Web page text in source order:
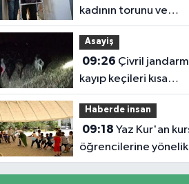
kadının torunu ve
kızından arsa tuzağı
Asayiş
09:26
kayıp keçileri kısa
sürede bulundu
Haberde insan
09:18
öğrencilerine yönelik
eğlenceli ve eğitici